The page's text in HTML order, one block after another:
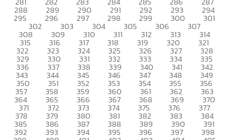
288 289 290 291 292 293 294
295 296 297 298 299 300 301
302 303 304 305 306 307
308 309 310 311 312 313 314
315 316 317 318 319 320 321
322 323 324 325 326 327 328
329 330 331 332 333 334 335
336 337 338 339 340 341 342
343 344 345 346 347 348 349
350 351 352 353 354 355 356
357 358 359 360 361 362 363
364 365 366 367 368 369 370
371 372 373 374 375 376 377
378 379 380 381 382 383 384
385 386 387 388 389 390 391
392 393 394 395 396 397 398